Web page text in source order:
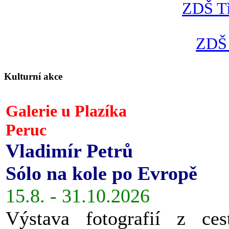
ZDŠ
Kulturní akce
Galerie u Plazíka
Peruc
Vladimír Petrů
Sólo na kole po Evropě
15.8. - 31.10.2026
Výstava fotografií z